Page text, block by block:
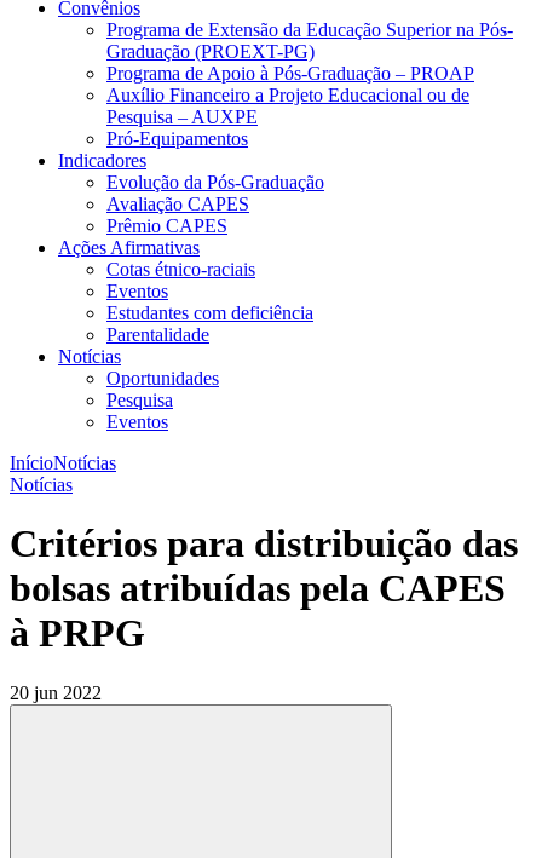
Convênios
Programa de Extensão da Educação Superior na Pós-
Graduação (PROEXT-PG)
Programa de Apoio à Pós-Graduação – PROAP
Auxílio Financeiro a Projeto Educacional ou de
Pesquisa – AUXPE
Pró-Equipamentos
Indicadores
Evolução da Pós-Graduação
Avaliação CAPES
Prêmio CAPES
Ações Afirmativas
Cotas étnico-raciais
Eventos
Estudantes com deficiência
Parentalidade
Notícias
Oportunidades
Pesquisa
Eventos
InícioNotícias
Notícias
Critérios para distribuição das
bolsas atribuídas pela CAPES
à PRPG
20 jun 2022